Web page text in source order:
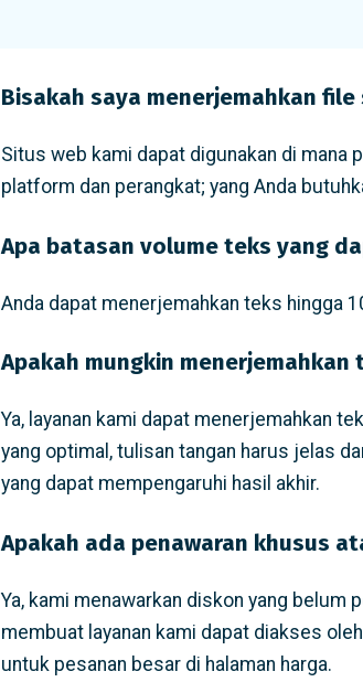
Bisakah saya menerjemahkan
Situs web kami dapat digunakan di mana
platform dan perangkat; yang Anda
Apa batasan volume teks yang
Anda dapat menerjemahkan teks hingga
Apakah mungkin
Ya, layanan kami dapat menerjemahkan
yang optimal, tulisan tangan harus jelas
yang dapat mempengaruhi hasil akhir.
Apakah ada penawaran khusus
Ya, kami menawarkan diskon yang belum
membuat layanan kami dapat diakses
untuk pesanan besar di halaman harga.